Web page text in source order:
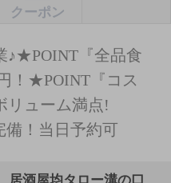
クーポン
♪★POINT『全品食
！★POINT『コス
リューム満点!
！当日予約可